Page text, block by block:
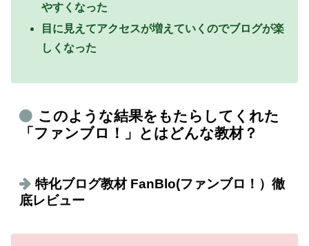
やすくなった
目に見えてアクセスが増えていくのでブログが楽
しくなった
このような結果をもたらしてくれた
「ファンブロ！」とはどんな教材？
特化ブログ教材 FanBlo(ファンブロ！）徹
底レビュー